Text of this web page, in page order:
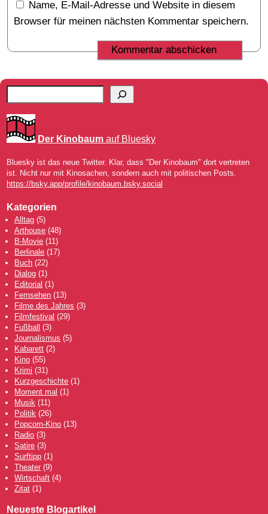
Name, E-Mail-Adresse und Website in diesem
Browser für meinen nächsten Kommentar speichern.
Der Kinobaum auf Bluesky
Bluesky ist das neue Twitter. Klar, dass "Der Kinobaum" dort vertreten
ist. Nicht nur mit Kinosachen, sondern auch mit politischen Posts.
https://bsky.app/profile/kinobaum.bsky.social
Kategorien
Alltag (5)
Arthouse (48)
B-Movie (11)
Berlinale (17)
Buch (22)
Dialog (1)
Editorial (1)
Fernsehen (13)
Filme des Jahres (3)
Filmfestival (29)
Fußball (3)
Journalismus (5)
Kabarett (2)
Kino (55)
Krimi (31)
Kurzgeschichte (1)
Moment mal (1)
Musik (11)
Politik (26)
Popcorn-Kino (13)
Radio (3)
Satire (3)
Surftipp (1)
Theater (9)
Wirtschaft (4)
Zitat (1)
Neueste Blogartikel